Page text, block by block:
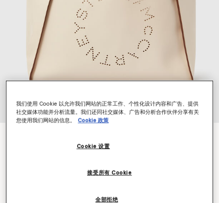
我们使用 Cookie 以允许我们网站的正常工作、个性化设计内容和广告、提供
社交媒体功能并分析流量。我们还同社交媒体、广告和分析合作伙伴分享有关
您使用我们网站的信息。
Cookie 政策
Cookie 设置
全部拒绝
接受所有 Cookie